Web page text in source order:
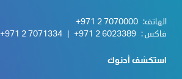
الهاتف: +971 2 7070000
فاكس : +971 2 6023389
+971 2 7071334
استكشف أدنوك